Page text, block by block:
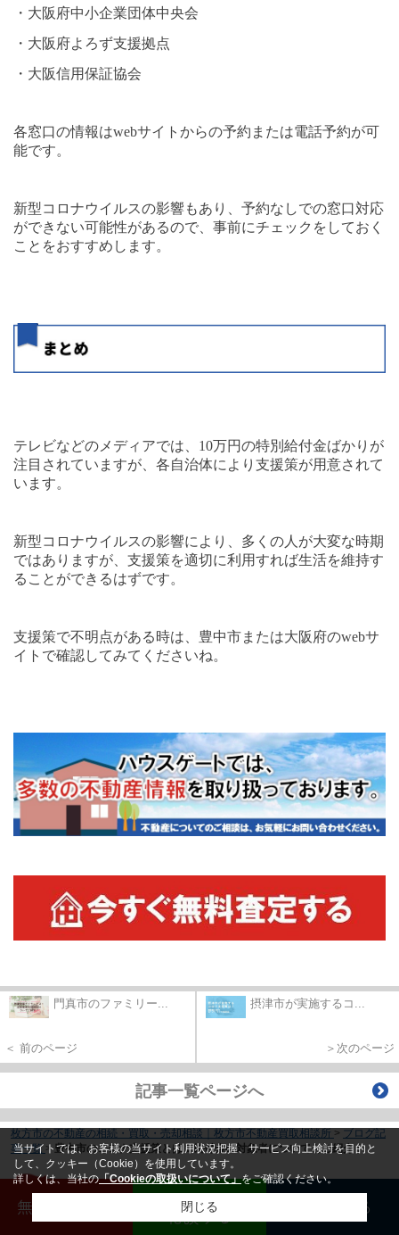
・大阪府中小企業団体中央会
・大阪府よろず支援拠点
・大阪信用保証協会
各窓口の情報はwebサイトからの予約または電話予約が可
能です。
新型コロナウイルスの影響もあり、予約なしでの窓口対応
ができない可能性があるので、事前にチェックをしておく
ことをおすすめします。
テレビなどのメディアでは、 10万円の特別給付金ばかりが
注目されていますが、各自治体により支援策が用意されて
います。
新型コロナウイルスの影響により、多くの人が大変な時期
ではありますが、支援策を適切に利用すれば生活を維持す
ることができるはずです。
支援策で不明点がある時は、豊中市または大阪府のwebサ
イトで確認してみてくださいね。
門真市のファミリー...
＜ 前のページ
摂津市が実施するコ...
＞次のページ
記事一覧ページへ
枚方市の不動産の相続・買取・売却相談｜枚方市不動産買取相談所 >
ブログ記
事一覧 > 豊中市のコロナ支援策とは？給付金の対象者についてもご紹介！
無料査定する
LINEで
相談する
電話する
当サイトでは、お客様の当サイト利用状況把握、サービス向上検討を目的と
して、クッキー（Cookie）を使用しています。
詳しくは、当社の「Cookieの取扱いについて」をご確認ください。
閉じる